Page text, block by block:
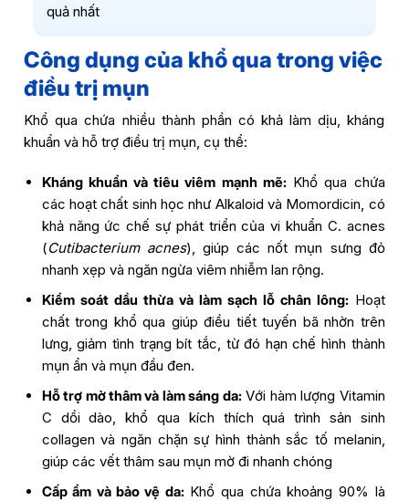
quả nhất
Công dụng của khổ qua trong việc
điều trị mụn
Khổ qua chứa nhiều thành phần có khả làm dịu, kháng
khuẩn và hỗ trợ điều trị mụn, cụ thể:
Kháng khuẩn và tiêu viêm mạnh mẽ:Khổ qua chứa
các hoạt chất sinh học như Alkaloid và Momordicin, có
khả năng ức chế sự phát triển của vi khuẩn C. acnes
(Cutibacterium acnes), giúp các nốt mụn sưng đỏ
nhanh xẹp và ngăn ngừa viêm nhiễm lan rộng.
Kiểm soát dầu thừa và làm sạch lỗ chân lông:Hoạt
chất trong khổ qua giúp điều tiết tuyến bã nhờn trên
lưng, giảm tình trạng bít tắc, từ đó hạn chế hình thành
mụn ẩn và mụn đầu đen.
Hỗ trợ mờ thâm và làm sáng da:Với hàm lượng Vitamin
C dồi dào, khổ qua kích thích quá trình sản sinh
collagen và ngăn chặn sự hình thành sắc tố melanin,
giúp các vết thâm sau mụn mờ đi nhanh chóng
Cấp ẩm và bảo vệ da:Khổ qua chứa khoảng 90% là